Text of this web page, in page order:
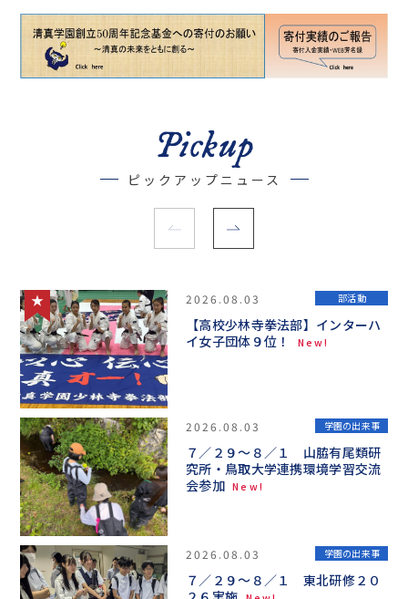
Pickup
ピックアップニュース
2026.08.03 部活動
【高校少林寺拳法部】インターハ
イ女子団体９位！
New!
2026.08.03 学園の出来事
７／２９～８／１ 山脇有尾類研
究所・鳥取大学連携環境学習交流
会参加 New!
2026.08.03 学園の出来事
７／２９～８／１ 東北研修２０